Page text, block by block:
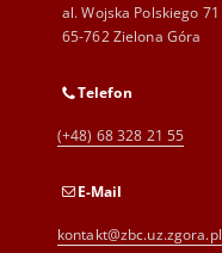
al. Wojska Polskiego 71
65-762 Zielona Góra
Telefon
(+48) 68 328 21 55
E-Mail
kontakt@zbc.uz.zgora.pl